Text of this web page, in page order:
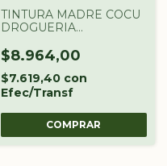
TINTURA MADRE COCU
DROGUERIA
$8.964,00
$7.619,40 con
Efec/Transf